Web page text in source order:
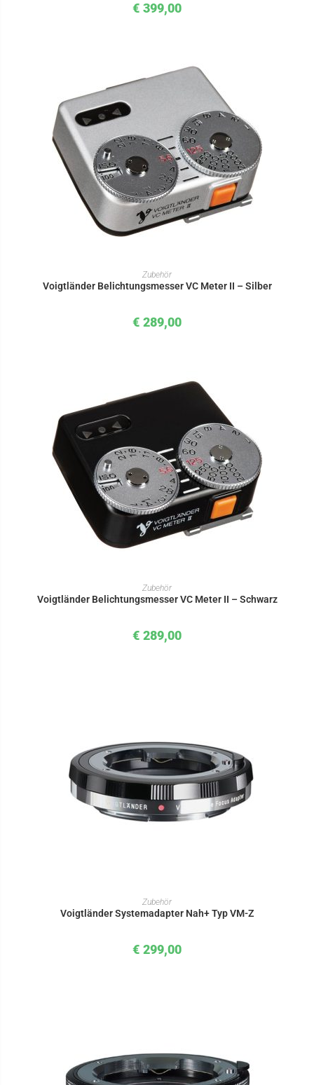
€ 399,00
IN DEN WARENKORB
Zubehör
Voigtländer Belichtungsmesser VC Meter II – Silber
€ 289,00
IN DEN WARENKORB
Zubehör
Voigtländer Belichtungsmesser VC Meter II – Schwarz
€ 289,00
IN DEN WARENKORB
Zubehör
Voigtländer Systemadapter Nah+ Typ VM-Z
€ 299,00